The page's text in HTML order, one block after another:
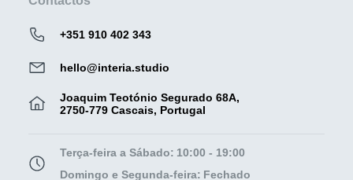
+351 910 402 343
hello@interia.studio
Joaquim Teotónio Segurado 68A,
2750-779 Cascais, Portugal
Terça-feira a Sábado: 10:00 - 19:00
Domingo e Segunda-feira: Fechado